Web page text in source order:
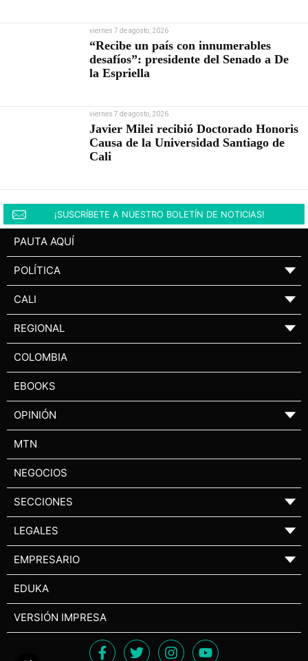
viernes 7 de agosto, 2026
“Recibe un país con innumerables
desafíos”: presidente del Senado a De
la Espriella
viernes 7 de agosto, 2026
Javier Milei recibió Doctorado Honoris
Causa de la Universidad Santiago de
Cali
¡SUSCRÍBETE A NUESTRO BOLETÍN DE NOTICIAS!
PAUTA AQUÍ
POLÍTICA ▼
CALI ▼
REGIONAL ▼
COLOMBIA
EBOOKS
OPINIÓN ▼
MTN
NEGOCIOS
SECCIONES ▼
LEGALES ▼
EMPRESARIO ▼
EDUKA
VERSIÓN IMPRESA